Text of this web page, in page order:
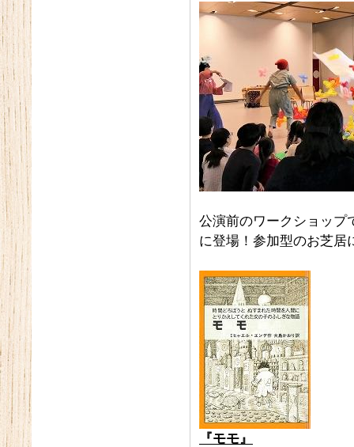
公演前のワークショップ
に登場！参加型のお芝居
『モモ』